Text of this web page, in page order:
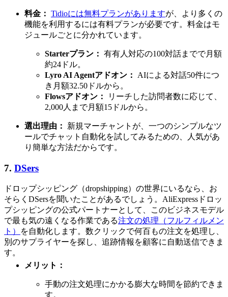
料金： Tidioには無料プランがありますが、より多くの
機能を利用するには有料プランが必要です。料金はモ
ジュールごとに分かれています。
Starterプラン： 有有人対応の100対話までで月額
約24ドル。
Lyro AI Agentアドオン：
AIによる対話50件につ
き月額32.50ドルから。
Flowsアドオン：
リーチした訪問者数に応じて、
2,000人まで月額15ドルから。
選出理由：
新規マーチャントが、一つのシンプルなツ
ールでチャット自動化を試してみるための、人気があ
り簡単な方法だからです。
7. DSers
ドロップシッピング（dropshipping）の世界にいるなら、お
そらくDSersを聞いたことがあるでしょう。AliExpressドロッ
プシッピングの公式パートナーとして、このビジネスモデル
で最も気の遠くなる作業である注文の処理（フルフィルメン
ト）
を自動化します。数クリックで何百もの注文を処理し、
別のサプライヤーを探し、追跡情報を顧客に自動送信できま
す。
メリット：
手動の注文処理にかかる膨大な時間を節約できま
す。